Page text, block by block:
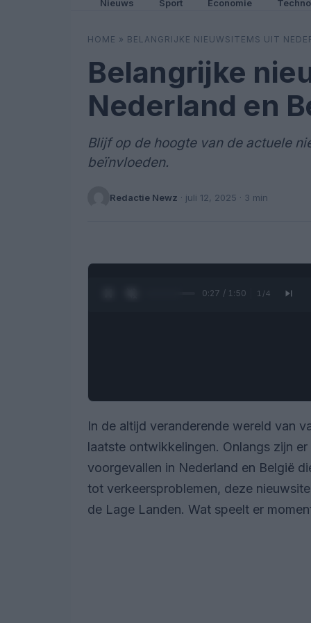
Nieuws Sport Economie
HOME » BELANGRIJKE NIEUWSITEMS UIT
Belangrijke
Nederland en
Blijf op de hoogte van de actuele
beïnvloeden.
Redactie Newz · juli 12, 2025 · 3 min
0:28 / 1:50 1 /4
In de altijd veranderende wereld van
laatste ontwikkelingen. Onlangs zijn
voorgevallen in Nederland en België
tot verkeersproblemen, deze
de Lage Landen. Wat speelt er